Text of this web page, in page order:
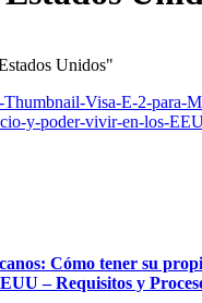
Unidos"
Cómo tener su
– Requisitos y